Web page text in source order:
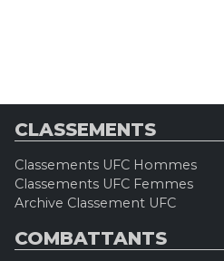
CLASSEMENTS
Classements UFC Hommes
Classements UFC Femmes
Archive Classement UFC
COMBATTANTS